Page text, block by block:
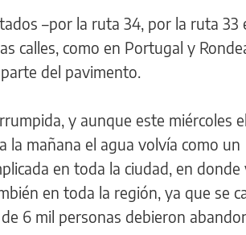
–por la ruta 34, por la ruta 33
calles, como en Portugal y
del pavimento.
y aunque este miércoles
la mañana el agua volvía como un
en toda la ciudad, en donde
en toda la región, ya que se
6 mil personas debieron